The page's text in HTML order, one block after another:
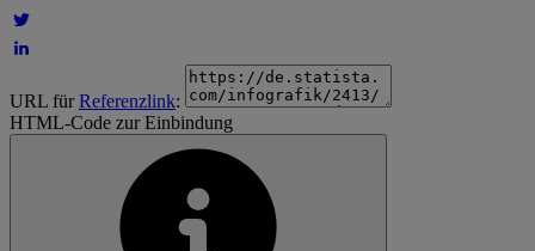
URL fürReferenzlink:
HTML-Code zur Einbindung